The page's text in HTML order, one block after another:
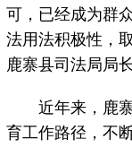
可，已经成为群
法用法积极性，
鹿寨县司法局局
近年来，鹿寨
育工作路径，不